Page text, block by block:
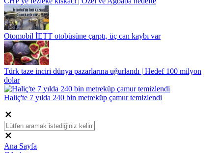
Otomobil İETT otobüsüne çarptı, üç can kaybı var
Türk taze inciri dünya pazarlarına uğurlandı | Hedef 100 milyon
dolar
Haliç'te 7 yılda 240 bin metreküp çamur temizlendi
Ana Sayfa